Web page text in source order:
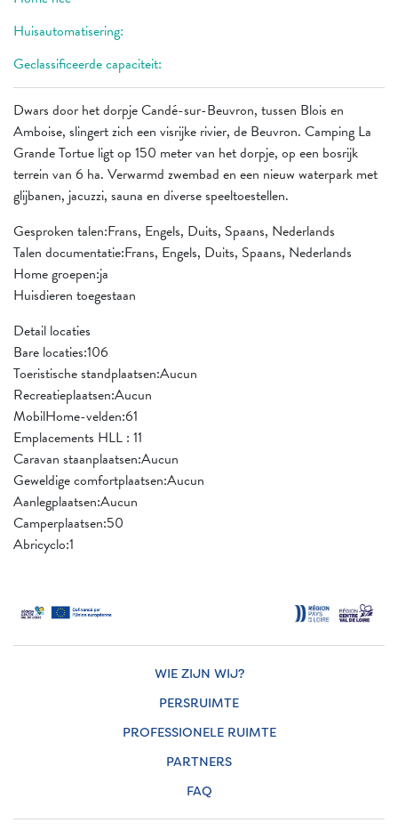
Dwars door het dorpje Candé-sur-Beuvron, tussen Blois en
Amboise, slingert zich een visrijke rivier, de Beuvron. Camping La
Grande Tortue ligt op 150 meter van het dorpje, op een bosrijk
terrein van 6 ha. Verwarmd zwembad en een nieuw waterpark met
glijbanen, jacuzzi, sauna en diverse speeltoestellen.
Gesproken talen:Frans, Engels, Duits, Spaans, Nederlands
Talen documentatie:Frans, Engels, Duits, Spaans, Nederlands
Home groepen:ja
Huisdieren toegestaan
Detail locaties
Bare locaties:106
Toeristische standplaatsen:Aucun
Recreatieplaatsen:Aucun
MobilHome-velden:61
Emplacements HLL : 11
Caravan staanplaatsen:Aucun
Geweldige comfortplaatsen:Aucun
Aanlegplaatsen:Aucun
Camperplaatsen:50
Abricyclo:1
Huisautomatisering:
Geclassificeerde capaciteit:
WIE ZIJN WIJ?
PERSRUIMTE
PROFESSIONELE RUIMTE
PARTNERS
FAQ